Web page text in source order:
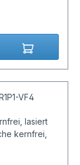
VF4
lasiert
kernfrei,